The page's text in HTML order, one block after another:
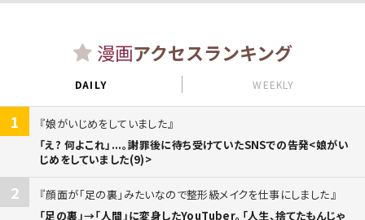
漫画アクセスランキング
DAILY WEEKLY
1
娘がいじめをしていました
「え? 何よこれ」...。謝罪後に待ち受けていたSNSでの告発<娘がい
じめをしていました(9)>
2
顔面が「足の裏」みたいなので整形級メイクを仕事にしました
「足の裏」→「人間」に変身したYouTuber。「人生、捨てたもんじゃ